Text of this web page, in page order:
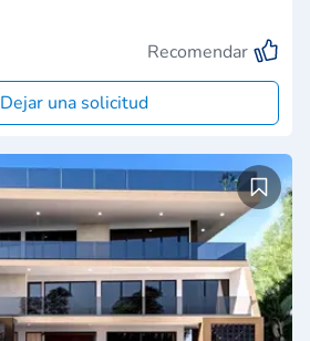
Recomendar
Dejar una solicitud